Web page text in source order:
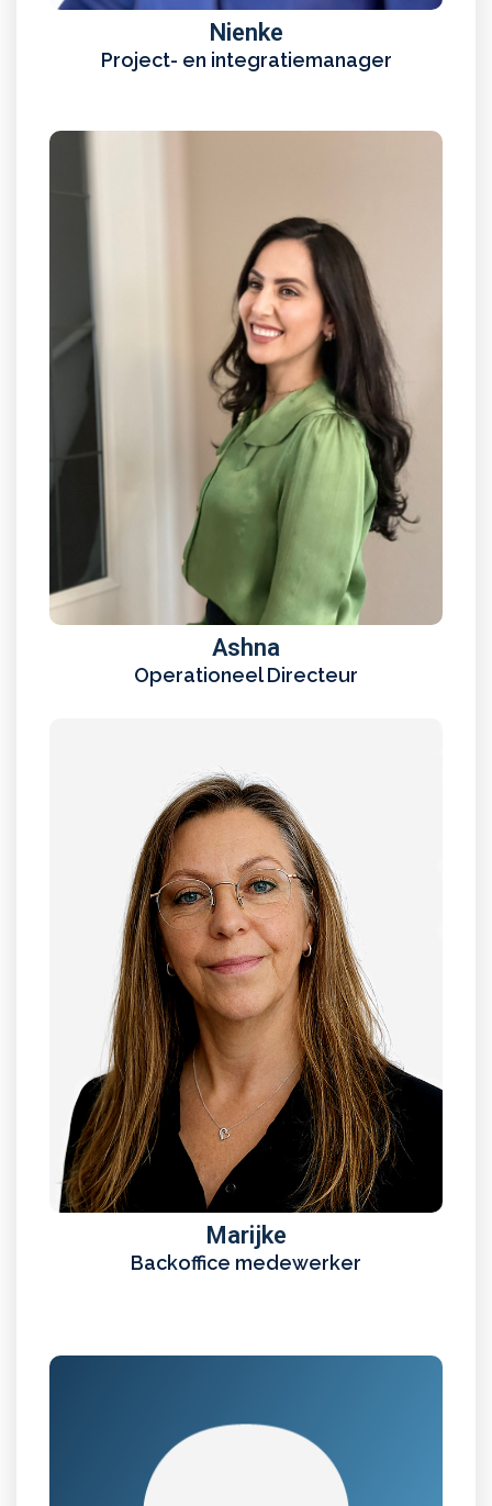
Nienke
Project- en integratiemanager
Ashna
Operationeel Directeur
Lees meer
Ashna
Operationeel Directeur
Marijke
Backoffice medewerker
Lees meer
Marijke
Backoffice medewerker